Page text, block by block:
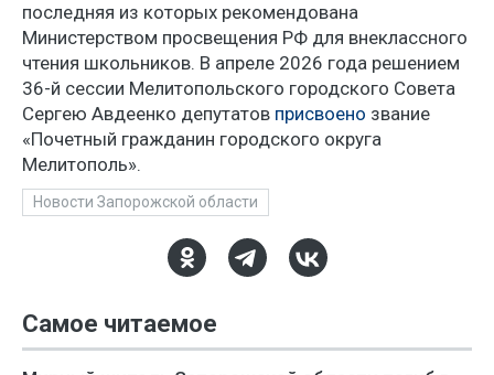
последняя из которых рекомендована
Министерством просвещения РФ для внеклассного
чтения школьников. В апреле 2026 года решением
36-й сессии Мелитопольского городского Совета
Сергею Авдеенко депутатов присвоено звание
«Почетный гражданин городского округа
Мелитополь».
Новости Запорожской области
Самое читаемое